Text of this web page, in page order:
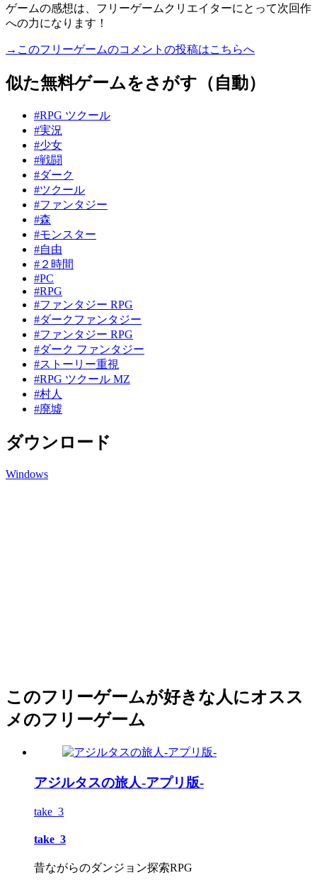
ゲームの感想は、フリーゲームクリエイターにとって次回作
への力になります！
→このフリーゲームのコメントの投稿はこちらへ
似た無料ゲームをさがす（自動）
#RPG ツクール
#実況
#少女
#戦闘
#ダーク
#ツクール
#ファンタジー
#森
#モンスター
#自由
#２時間
#PC
#RPG
#ファンタジー RPG
#ダークファンタジー
#ファンタジー RPG
#ダーク ファンタジー
#ストーリー重視
#RPG ツクール MZ
#村人
#廃墟
ダウンロード
Windows
このフリーゲームが好きな人にオスス
メのフリーゲーム
アジルタスの旅人-アプリ版-
take_3
take_3
昔ながらのダンジョン探索RPG